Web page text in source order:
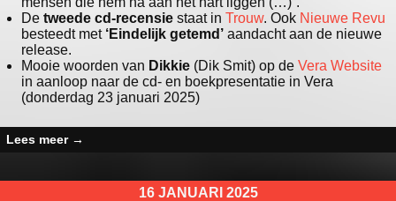
De tweede cd-recensie staat in Trouw. Ook Nieuwe Revu
besteedt met ‘Eindelijk getemd’ aandacht aan de nieuwe
release.
Mooie woorden van Dikkie (Dik Smit) op de Vera Website
in aanloop naar de cd- en boekpresentatie in Vera
(donderdag 23 januari 2025)
Lees meer →
16 JANUARI 2025